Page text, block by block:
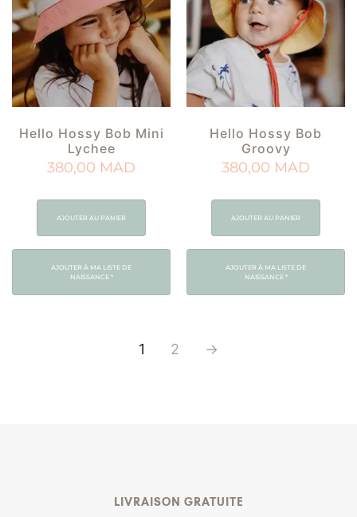
Hello Hossy Bob Mini
Lychee
380,00 MAD
AJOUTER AU PANIER
AJOUTER À MA LISTE DE
NAISSANCE*
Hello Hossy Bob
Groovy
380,00 MAD
AJOUTER AU PANIER
AJOUTER À MA LISTE DE
NAISSANCE*
1 2 →
LIVRAISON GRATUITE